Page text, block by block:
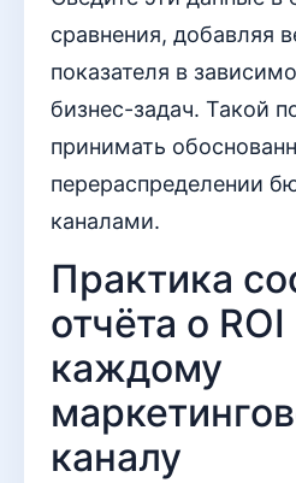
сравнения, добавляя
показателя в
бизнес-задач. Такой
принимать
перераспределении
каналами.
Практика
отчёта о
каждому
каналу